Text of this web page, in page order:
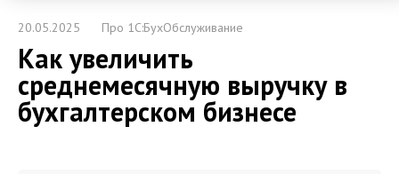
20.05.2025 Про 1С:БухОбслуживание
Как увеличить
среднемесячную выручку в
бухгалтерском бизнесе